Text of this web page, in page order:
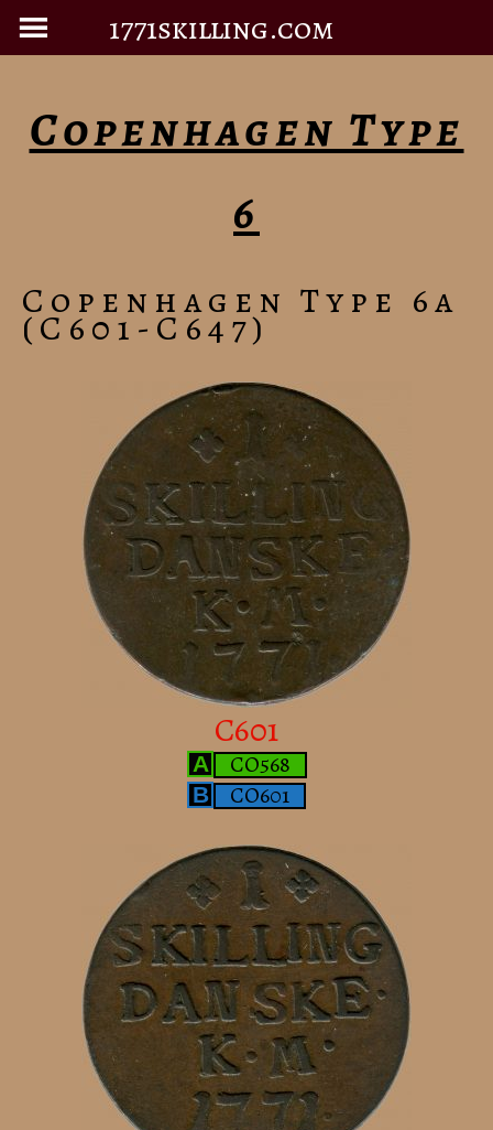
1771skilling.com
Copenhagen Type
6
Copenhagen Type 6a
(C601-C647)
C601
A CO568
B CO601